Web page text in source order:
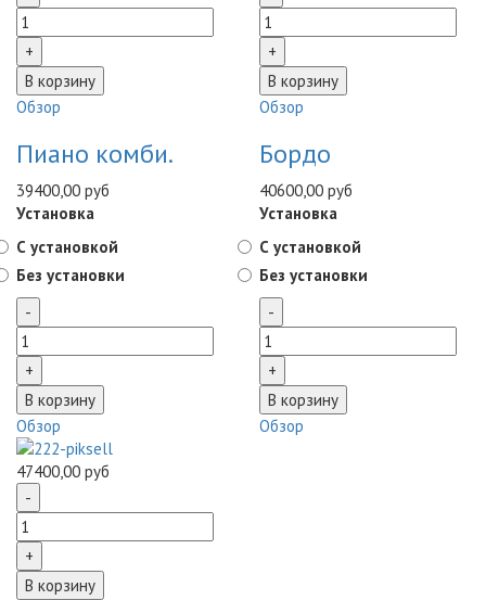
Обзор
Пиано комби.
39400,00 руб
Установка
С установкой
Без установки
Обзор
Обзор
Бордо
40600,00 руб
Установка
С установкой
Без установки
Обзор
47400,00 руб